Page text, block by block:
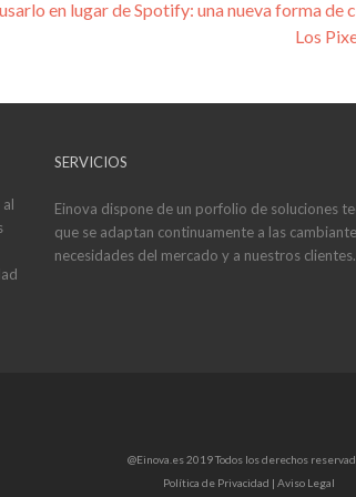
en lugar de Spotify: una nueva forma de
Los
SERVICIOS
Einova dispone de un porfolio de soluciones
que se adaptan continuamente a las
necesidades del mercado y a nuestros clientes.
@Einova.es 2019 Todos los derechos
Política de Privacidad | Aviso Legal